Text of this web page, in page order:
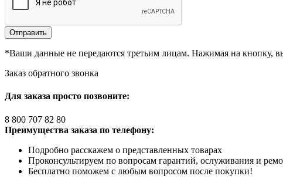
*Ваши данные не передаются третьим лицам. Нажимая на кнопку,
Заказ обратного звонка
Для заказа просто позвоните:
8 800 707 82 80
Преимущества заказа по телефону:
Подробно расскажем о представленных товарах
Проконсультируем по вопросам гарантий, ослуживания и
Бесплатно поможем с любым вопросом после покупки!